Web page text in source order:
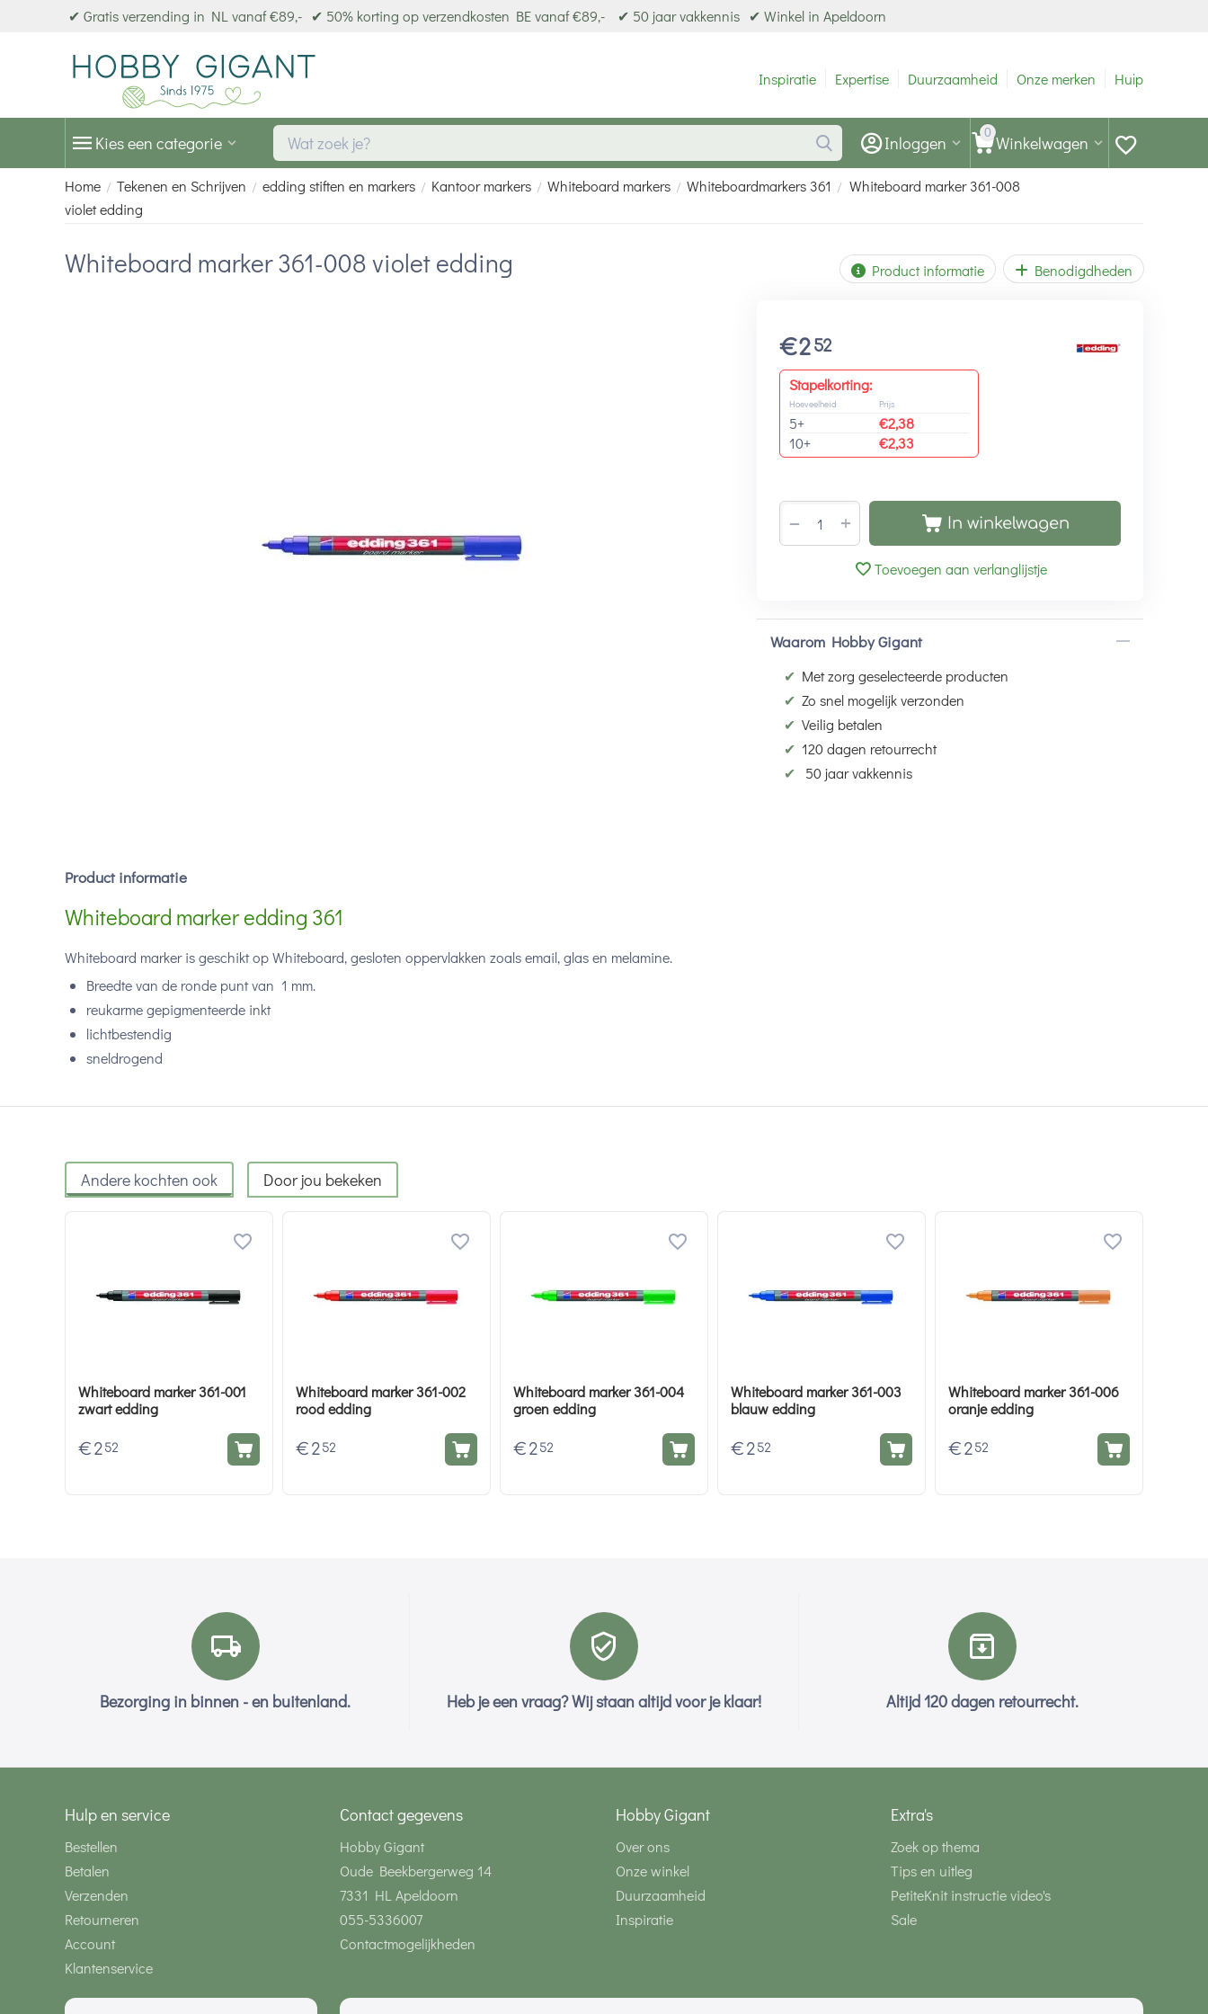
✔ Gratis verzending in NL vanaf €89,- ✔ 50% korting op verzendkosten BE vanaf €89,- ✔ 50 jaar vakkennis ✔ Winkel in Apeldoorn
Inspiratie Expertise Duurzaamheid Onze merken Hulp
Kies een categorie 0 Winkelwagen
Inloggen
Home / Tekenen en Schrijven / edding stiften en markers / Kantoor markers / Whiteboard markers / Whiteboardmarkers 361 / Whiteboard marker 361-008
violet edding
Whiteboard marker 361-008 violet edding Product informatie Benodigdheden
€2 52
Stapelkorting:
Hoeveelheid
5+
10+
Prijs
€2,38
€2,33
+
− In winkelwagen
Toevoegen aan verlanglijstje
Waarom Hobby Gigant
✔ Met zorg geselecteerde producten
✔ Zo snel mogelijk verzonden
✔ Veilig betalen
✔ 120 dagen retourrecht
✔
50 jaar vakkennis
Product informatie
Whiteboard marker edding 361
Whiteboard marker is geschikt op Whiteboard, gesloten oppervlakken zoals email, glas en melamine.
Breedte van de ronde punt van 1 mm.
reukarme gepigmenteerde inkt
lichtbestendig
sneldrogend
Andere kochten ook Door jou bekeken
Whiteboard marker 361-001
zwart edding
€ 2 52
Whiteboard marker 361-002
rood edding
€ 2 52
Whiteboard marker 361-004
groen edding
€ 2 52
Whiteboard marker 361-003
blauw edding
€ 2 52
Whiteboard marker 361-006
oranje edding
€ 2 52
Bezorging in binnen - en buitenland. Heb je een vraag? Wij staan altijd voor je klaar! Altijd 120 dagen retourrecht.
Hulp en service
Bestellen
Betalen
Verzenden
Retourneren
Account
Klantenservice
Contact gegevens
Hobby Gigant
Oude Beekbergerweg 14
7331 HL Apeldoorn
055-5336007
Contactmogelijkheden
Hobby Gigant
Over ons
Onze winkel
Duurzaamheid
Inspiratie
Extra's
Zoek op thema
Tips en uitleg
PetiteKnit instructie video's
Sale